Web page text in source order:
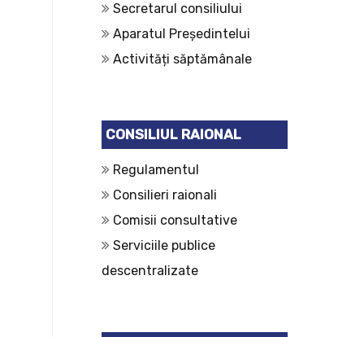
Secretarul consiliului
Aparatul Președintelui
Activități săptămânale
CONSILIUL RAIONAL
Regulamentul
Consilieri raionali
Comisii consultative
Serviciile publice
descentralizate